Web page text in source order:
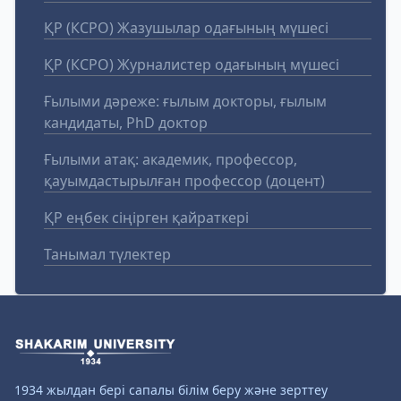
ҚР (КСРО) Жазушылар одағының мүшесі
ҚР (КСРО) Журналистер одағының мүшесі
Ғылыми дәреже: ғылым докторы, ғылым
кандидаты, PhD доктор
Ғылыми атақ: академик, профессор,
қауымдастырылған профессор (доцент)
ҚР еңбек сіңірген қайраткері
Танымал түлектер
1934 жылдан бері сапалы білім беру және зерттеу